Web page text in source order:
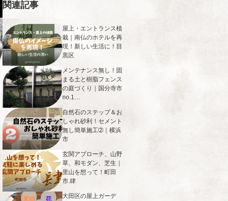
関連記事
屋上・エントランス植
栽｜南仏のホテルを再
現！新しい生活に！目
黒区
メンテナンス無し！固
まる土と樹脂フェンス
の庭づくり｜国分寺市
no.1…
自然石のステップ＆お
しゃれ砂利！セメント
無し簡単施工➁｜横浜
市
玄関アプローチ、山野
草、和モダン、芝生｜
里山を想って！町田
市.肆
大田区の屋上ガーデ